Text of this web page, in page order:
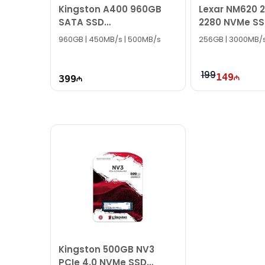
Kingston A400 960GB
SATA SSD
SA400S37/960G
960GB | 450MB/s | 500MB/s
399
Lexar NM620
2280 NVMe
256GB |
199149
Kingston 500GB NV3
PCIe 4.0 NVMe SSD